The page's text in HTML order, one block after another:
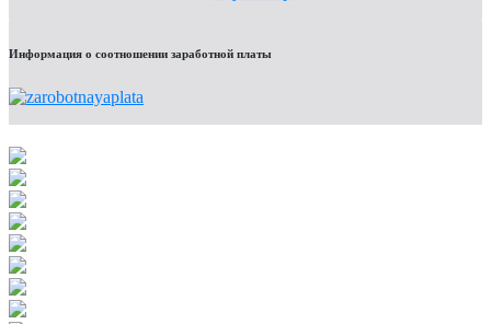
Информация о соотношении заработной платы